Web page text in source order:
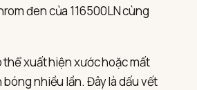
đen của 116500LN cùng
thể xuất hiện xước hoặc mất
nhiều lần. Đây là dấu vết